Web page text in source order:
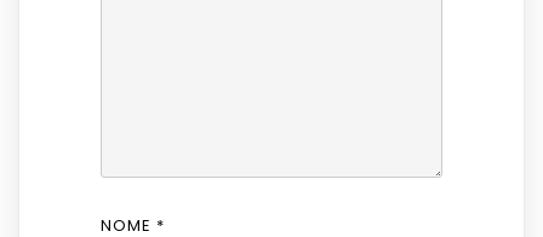
NOME *